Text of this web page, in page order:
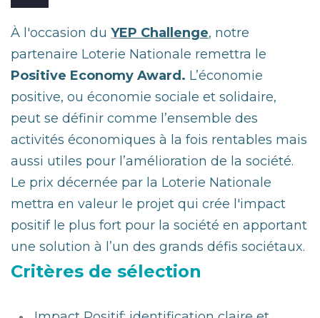
À l'occasion du YEP Challenge, notre
partenaire Loterie Nationale remettra le
Positive Economy Award. L’économie
positive, ou économie sociale et solidaire,
peut se définir comme l’ensemble des
activités économiques à la fois rentables mais
aussi utiles pour l’amélioration de la société.
Le prix décernée par la Loterie Nationale
mettra en valeur le projet qui crée l'impact
positif le plus fort pour la société en apportant
une solution à l’un des grands défis sociétaux.
Critères de sélection